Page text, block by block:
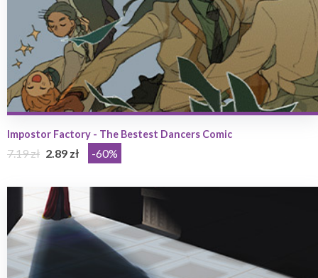
Impostor Factory - The Bestest Dancers Comic
7.19 zł 2.89 zł -60%